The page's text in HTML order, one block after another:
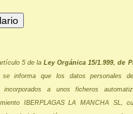
5 de la Ley Orgánica 15/1.999, de
, se informa que los datos personales
incorporados a unos ficheros
IBERPLAGAS LA MANCHA SL,